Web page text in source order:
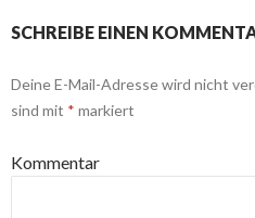
SCHREIBE EINEN
Deine E-Mail-Adresse wird nicht
sind mit * markiert
Kommentar